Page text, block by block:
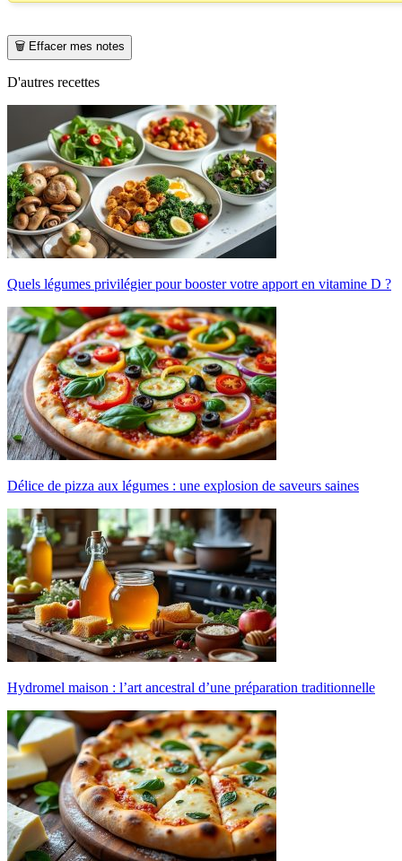
🗑️ Effacer mes notes
D'autres recettes
Quels légumes privilégier pour booster votre apport en vitamine D ?
Délice de pizza aux légumes : une explosion de saveurs saines
Hydromel maison : l’art ancestral d’une préparation traditionnelle